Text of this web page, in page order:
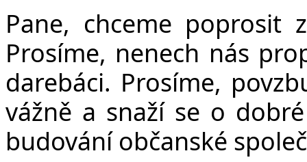
Pane, chceme poprosit
Prosíme, nenech nás
darebáci. Prosíme,
vážně a snaží se o
budování občanské